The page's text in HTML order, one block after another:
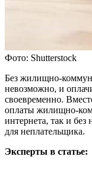
Фото: Shutterstock
Без жилищно-
невозможно, и
своевременно.
оплаты жилищно-
интернета, так и
для неплательщика.
Эксперты в статье: